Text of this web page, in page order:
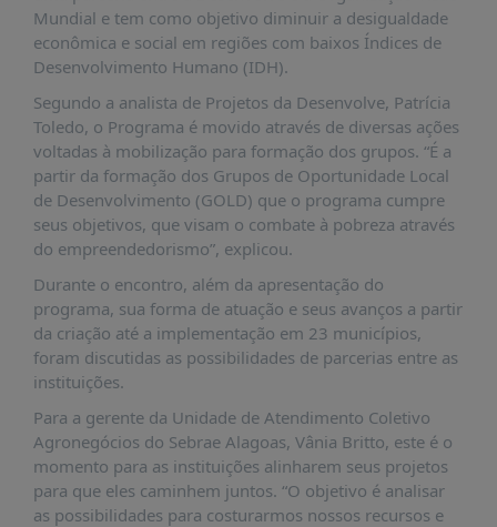
DADOS
PARLAMENTAR
SOBRE
A
MATERIAIS
CURSOS
E
EVENTOS
MATERIAIS
DISPONÍVEIS
PUBLICAÇÕES
Mundial e tem como objetivo diminuir a desigualdade
econômica e social em regiões com baixos Índices de
Desenvolvimento Humano (IDH).
Segundo a analista de Projetos da Desenvolve, Patrícia
Toledo, o Programa é movido através de diversas ações
voltadas à mobilização para formação dos grupos. “É a
partir da formação dos Grupos de Oportunidade Local
de Desenvolvimento (GOLD) que o programa cumpre
seus objetivos, que visam o combate à pobreza através
do empreendedorismo”, explicou.
Durante o encontro, além da apresentação do
programa, sua forma de atuação e seus avanços a partir
da criação até a implementação em 23 municípios,
foram discutidas as possibilidades de parcerias entre as
instituições.
Para a gerente da Unidade de Atendimento Coletivo
Agronegócios do Sebrae Alagoas, Vânia Britto, este é o
momento para as instituições alinharem seus projetos
para que eles caminhem juntos. “O objetivo é analisar
as possibilidades para costurarmos nossos recursos e